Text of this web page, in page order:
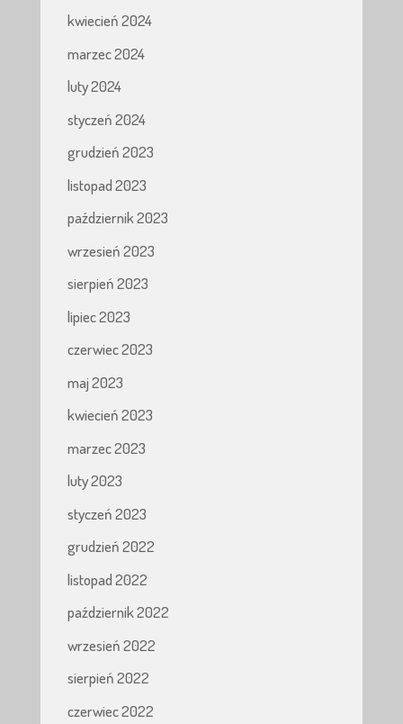
kwiecień 2024
marzec 2024
luty 2024
styczeń 2024
grudzień 2023
listopad 2023
październik 2023
wrzesień 2023
sierpień 2023
lipiec 2023
czerwiec 2023
maj 2023
kwiecień 2023
marzec 2023
luty 2023
styczeń 2023
grudzień 2022
listopad 2022
październik 2022
wrzesień 2022
sierpień 2022
czerwiec 2022